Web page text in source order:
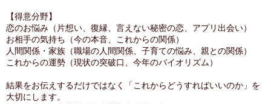
【得意分野】
恋のお悩み（片想い、復縁、言えない秘密の恋、アプリ出会い）
お相手の気持ち（今の本音、これからの関係）
人間関係・家族（職場の人間関係、子育ての悩み、親との関係）
これからの運勢（現状の突破口、今年のバイオリズム）
結果をお伝えするだけではなく「これからどうすればいいのか」を
大切にします。